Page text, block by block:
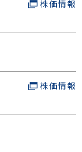
株価情報
株価情報